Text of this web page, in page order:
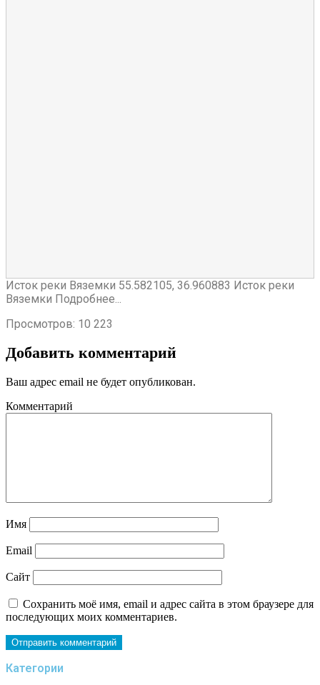
Исток реки Вяземки 55.582105, 36.960883 Исток реки
Вяземки Подробнее...
Просмотров: 10 223
Добавить комментарий
Ваш адрес email не будет опубликован.
Комментарий
Имя
Email
Сайт
Сохранить моё имя, email и адрес сайта в этом браузере для
последующих моих комментариев.
Категории